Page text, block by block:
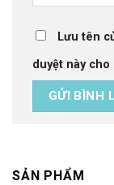
Lưu tên
duyệt này
SẢN PHẨM